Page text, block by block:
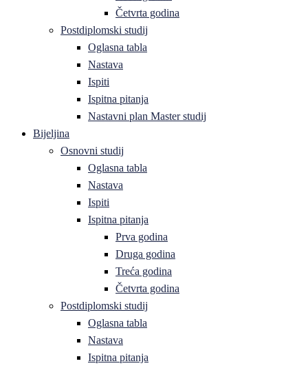
Četvrta godina
Postdiplomski studij
Oglasna tabla
Nastava
Ispiti
Ispitna pitanja
Nastavni plan Master studij
Bijeljina
Osnovni studij
Oglasna tabla
Nastava
Ispiti
Ispitna pitanja
Prva godina
Druga godina
Treća godina
Četvrta godina
Postdiplomski studij
Oglasna tabla
Nastava
Ispitna pitanja